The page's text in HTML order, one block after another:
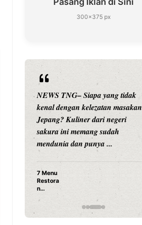
300×375 px
NEWS TNG– Siapa yang tidak
kenal dengan kelezatan masakan
Jepang? Kuliner dari negeri
sakura ini memang sudah
mendunia dan punya ...
7 Menu
Restora
n
yang
Dicoba,